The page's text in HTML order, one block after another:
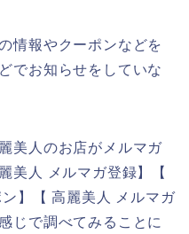
情報やクーポンなどを
でお知らせをしていな
美人のお店がメルマガ
美人 メルマガ登録】【
】【 高麗美人 メルマガ
じで調べてみることに